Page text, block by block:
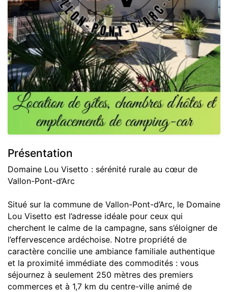
Présentation
Domaine Lou Visetto : sérénité rurale au cœur de
Vallon-Pont-d’Arc
Situé sur la commune de Vallon-Pont-d’Arc, le Domaine
Lou Visetto est l’adresse idéale pour ceux qui
cherchent le calme de la campagne, sans s’éloigner de
l’effervescence ardéchoise. Notre propriété de
caractère concilie une ambiance familiale authentique
et la proximité immédiate des commodités : vous
séjournez à seulement 250 mètres des premiers
commerces et à 1,7 km du centre-ville animé de